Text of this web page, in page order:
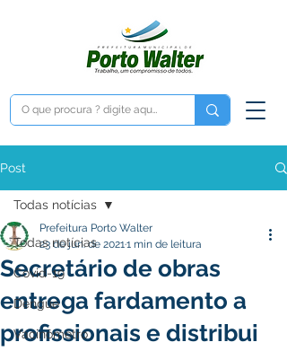
Post
Todas notícias
Covid-19
Dengue
Vacinômetro
Todas notícias
Secretário de obras
entrega fardamento a
profissionais e distribui
Prefeitura Porto Walter
23 de jun. de 20211 min de leitura